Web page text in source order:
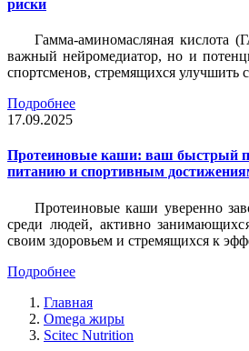
риски
Гамма-аминомасляная кислота
важный нейромедиатор, но и
спортсменов, стремящихся улучшить
Подробнее
17.09.2025
Протеиновые каши: ваш быстрый
питанию и спортивным
Протеиновые каши уверенно
среди людей, активно
своим здоровьем и стремящихся к
Подробнее
Главная
Omega жиры
Scitec Nutrition